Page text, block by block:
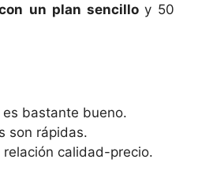
un plan sencillo y 50
bastante bueno.
son rápidas.
relación calidad-precio.